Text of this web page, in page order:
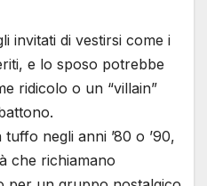
invitati di vestirsi come i
e lo sposo potrebbe
ridicolo o un “villain”
tuffo negli anni ’80 o ’90,
che richiamano